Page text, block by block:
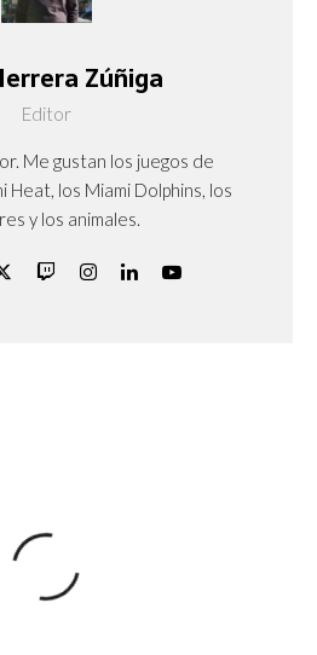
Zúñiga
Editor
Me gustan los juegos de
Heat, los Miami Dolphins, los
y los animales.